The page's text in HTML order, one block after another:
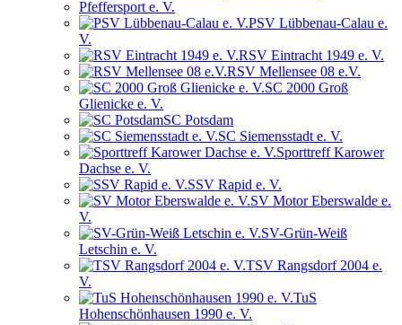
Pfeffersport e. V.
PSV Lübbenau-Calau e.
V.
RSV Eintracht 1949 e. V.
RSV Mellensee 08 e.V.
SC 2000 Groß
Glienicke e. V.
SC Potsdam
SC Siemensstadt e. V.
Sporttreff Karower
Dachse e. V.
SSV Rapid e. V.
SV Motor Eberswalde e.
V.
SV-Grün-Weiß
Letschin e. V.
TSV Rangsdorf 2004 e.
V.
TuS
Hohenschönhausen 1990 e. V.